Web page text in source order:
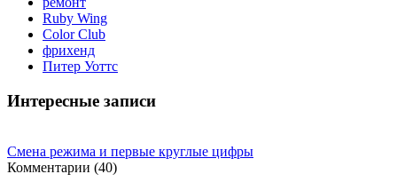
Ruby Wing
Color Club
фрихенд
Питер Уоттс
Интересные записи
Смена режима и первые круглые цифры
Комментарии (40)